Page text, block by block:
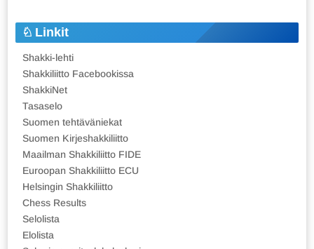
Linkit
Shakki-lehti
Shakkiliitto Facebookissa
ShakkiNet
Tasaselo
Suomen tehtäväniekat
Suomen Kirjeshakkiliitto
Maailman Shakkiliitto FIDE
Euroopan Shakkiliitto ECU
Helsingin Shakkiliitto
Chess Results
Selolista
Elolista